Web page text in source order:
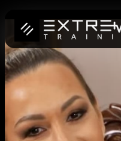
Preskoči
na
vsebino